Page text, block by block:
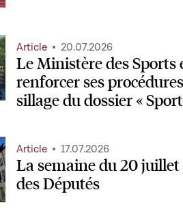
Le Ministère des Sports
renforcer ses
sillage du dossier «
Article 20.07.2026
La semaine du 20
des Députés
Article 17.07.2026